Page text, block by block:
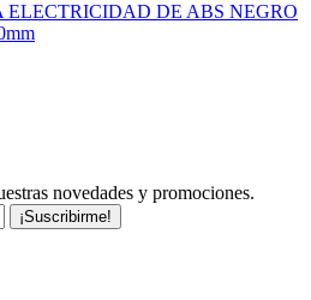
ELECTRICIDAD DE ABS NEGRO
novedades y promociones.
¡Suscribirme!